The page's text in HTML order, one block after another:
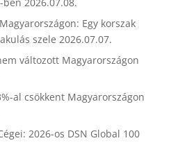
Egy korszak
szele 2026.07.07.
változott Magyarországon
al csökkent Magyarországon
2026-os DSN Global 100